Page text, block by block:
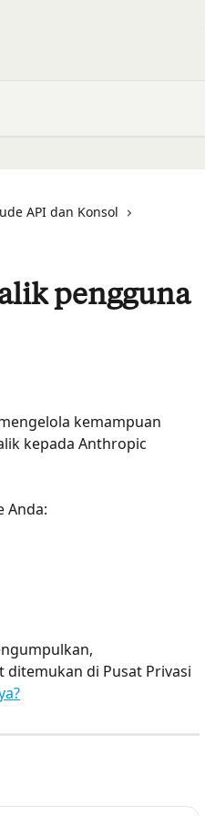
API dan Konsol
pengguna
kemampuan
kepada Anthropic
Anda:
di Pusat Privasi